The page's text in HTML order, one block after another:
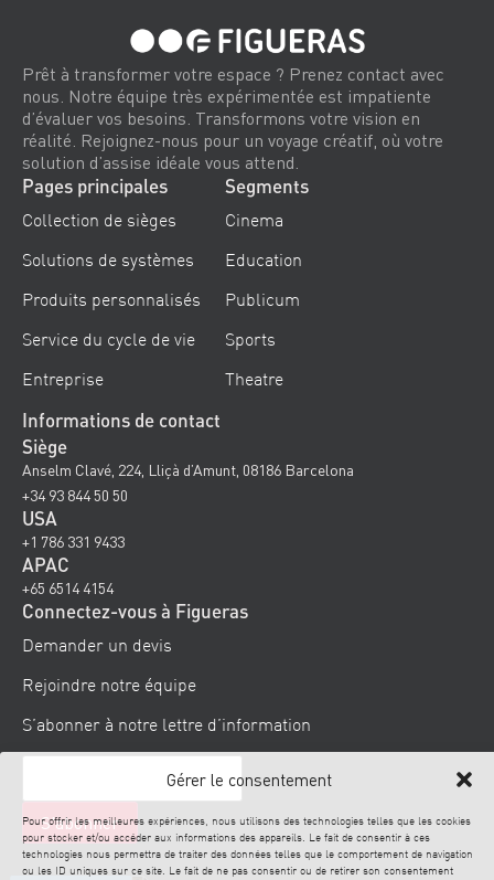
Gérer le consentement
Pour offrir les meilleures expériences, nous utilisons des technologies telles que les cookies
pour stocker et/ou accéder aux informations des appareils. Le fait de consentir à ces
technologies nous permettra de traiter des données telles que le comportement de navigation
ou les ID uniques sur ce site. Le fait de ne pas consentir ou de retirer son consentement
Prêt à transformer votre espace ? Prenez contact avec
nous. Notre équipe très expérimentée est impatiente
d’évaluer vos besoins. Transformons votre vision en
réalité. Rejoignez-nous pour un voyage créatif, où votre
solution d’assise idéale vous attend.
Pages principales
Collection de sièges
Solutions de systèmes
Produits personnalisés
Service du cycle de vie
Entreprise
Segments
Cinema
Education
Publicum
Sports
Theatre
Informations de contact
Siège
Anselm Clavé, 224, Lliçà d’Amunt, 08186 Barcelona
+34 93 844 50 50
USA
+1 786 331 9433
APAC
+65 6514 4154
Connectez-vous à Figueras
Demander un devis
Rejoindre notre équipe
S’abonner à notre lettre d’information